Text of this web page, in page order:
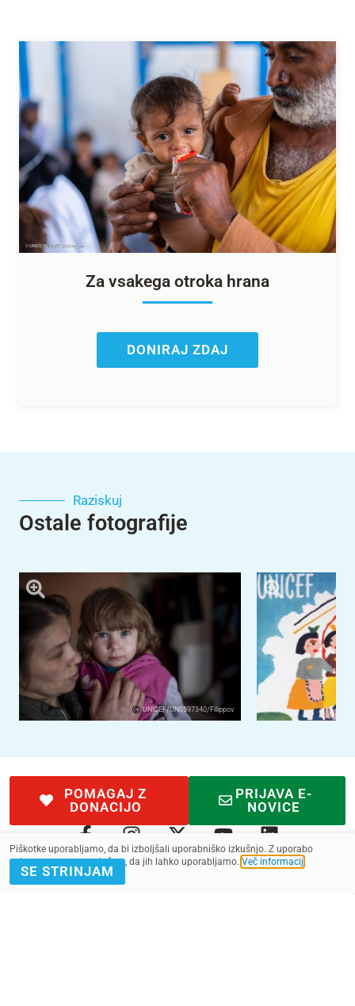
Za vsakega otroka hrana
DONIRAJ ZDAJ
Raziskuj
Ostale fotografije
UNICEF/UN0597340/Filippov
POMAGAJ Z
DONACIJO
PRIJAVA E-
NOVICE
Piškotke uporabljamo, da bi izboljšali uporabniško izkušnjo. Z uporabo
spletnega mesta soglašate, da jih lahko uporabljamo. Več informacij
SE STRINJAM